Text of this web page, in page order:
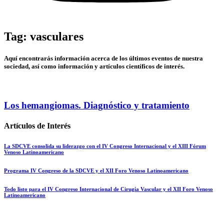
Tag: vasculares
Aquí encontrarás información acerca de los últimos eventos de nuestra
sociedad, así como información y artículos científicos de interés.
Los hemangiomas. Diagnóstico y tratamiento
Artículos de Interés
La SDCVE consolida su liderazgo con el IV Congreso Internacional y el XIII Fórum
Venoso Latinoamericano
Programa IV Congreso de la SDCVE y el XII Foro Venoso Latinoamericano
Todo listo para el IV Congreso Internacional de Cirugía Vascular y el XII Foro Venoso
Latinoamericano